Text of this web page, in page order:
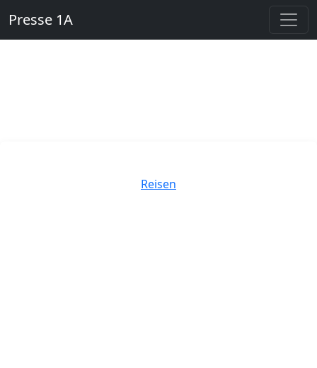
Presse 1A
Kategorien
Reisen